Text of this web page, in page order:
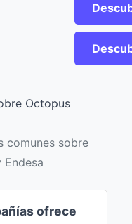
Octopus
comunes sobre
ofrece